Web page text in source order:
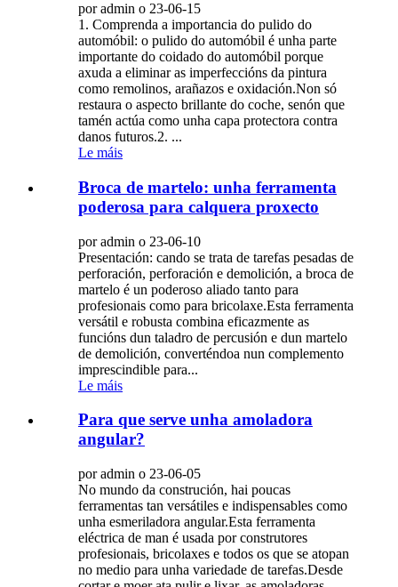
por admin o 23-06-15
1. Comprenda a importancia do pulido do
automóbil: o pulido do automóbil é unha parte
importante do coidado do automóbil porque
axuda a eliminar as imperfeccións da pintura
como remolinos, arañazos e oxidación.Non só
restaura o aspecto brillante do coche, senón que
tamén actúa como unha capa protectora contra
danos futuros.2. ...
Le máis
Broca de martelo: unha ferramenta
poderosa para calquera proxecto
por admin o 23-06-10
Presentación: cando se trata de tarefas pesadas de
perforación, perforación e demolición, a broca de
martelo é un poderoso aliado tanto para
profesionais como para bricolaxe.Esta ferramenta
versátil e robusta combina eficazmente as
funcións dun taladro de percusión e dun martelo
de demolición, converténdoa nun complemento
imprescindible para...
Le máis
Para que serve unha amoladora
angular?
por admin o 23-06-05
No mundo da construción, hai poucas
ferramentas tan versátiles e indispensables como
unha esmeriladora angular.Esta ferramenta
eléctrica de man é usada por construtores
profesionais, bricolaxes e todos os que se atopan
no medio para unha variedade de tarefas.Desde